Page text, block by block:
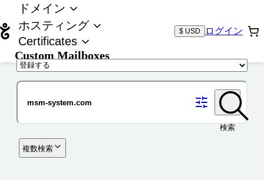
ドメイン
ホスティング
Certificates
Custom Mailboxes
$ USD ログイン
検索
複数検索